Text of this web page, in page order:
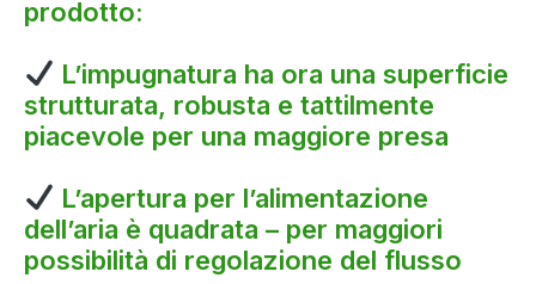
prodotto:
L’impugnatura ha ora una superficie
strutturata, robusta e tattilmente
piacevole per una maggiore presa
L’apertura per l’alimentazione
dell’aria è quadrata – per maggiori
possibilità di regolazione del flusso